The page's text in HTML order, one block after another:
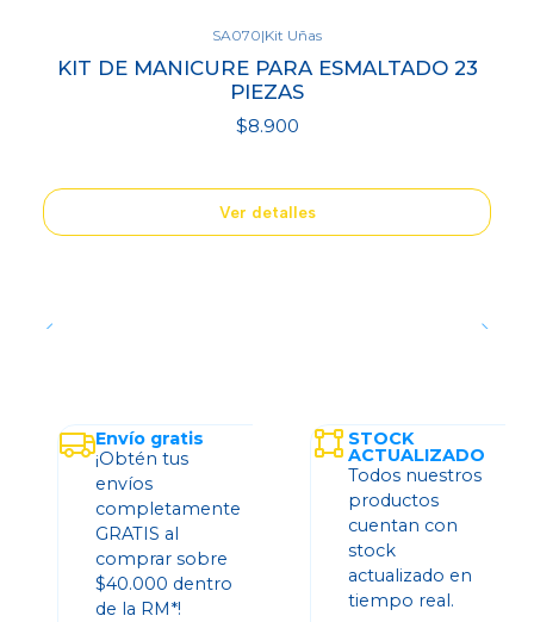
SA070|Kit Uñas
KIT DE MANICURE PARA ESMALTADO 23
PIEZAS
$8.900
Ver detalles
Envío gratis
¡Obtén tus
envíos
completamente
GRATIS al
comprar sobre
$40.000 dentro
de la RM*!
STOCK
ACTUALIZADO
Todos nuestros
productos
cuentan con
stock
actualizado en
tiempo real.